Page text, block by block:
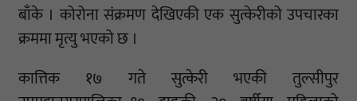
बाँके । कोरोना संक्रमण देखिएकी एक सुत्केरीको उपचारका
क्रममा मृत्यु भएको छ ।
कात्तिक १७ गते सुत्केरी भएकी तुल्सीपुर